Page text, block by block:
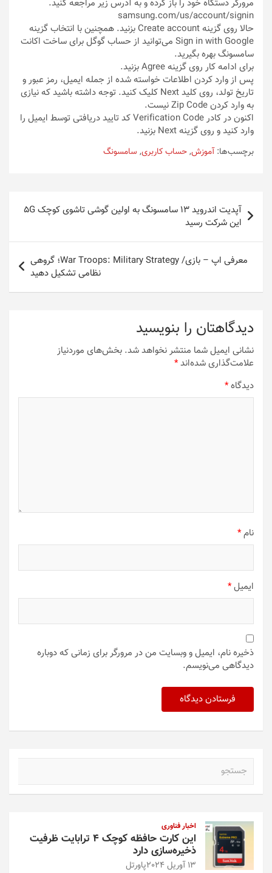
مرورگر دستگاه خود را باز کرده و به آدرس زیر مراجعه کنید.
samsung.com/us/account/signin
حالا روی گزینه Create account بزنید. همچنین با انتخاب گزینه
Sign in with Google می‌توانید از حساب گوگل برای ساخت اکانت
سامسونگ بهره بگیرید.
برای ادامه کار روی گزینه Agree بزنید.
پس از وارد کردن اطلاعات خواسته شده از جمله ایمیل، رمز عبور و
تاریخ تولد، روی کلید Next کلیک کنید. توجه داشته باشید که نیازی
به وارد کردن Zip Code نیست.
اکنون در کادر Verification Code کد تایید دریافتی توسط ایمیل را
وارد کنید و روی گزینه Next بزنید.
برچسب‌ها: آموزش,حساب کاربری, سامسونگ
راهبری
نوشته
آپدیت اندروید ۱۳ سامسونگ به اولین گوشی تاشوی کوچک 5G
این شرکت رسید
معرفی اپ – بازی/ War Troops: Military Strategy؛ گروهی
نظامی تشکیل دهید
دیدگاهتان را بنویسید
نشانی ایمیل شما منتشر نخواهد شد. بخش‌های موردنیاز
علامت‌گذاری شده‌اند*
دیدگاه*
نام*
ایمیل*
ذخیره نام، ایمیل و وبسایت من در مرورگر برای زمانی که دوباره
دیدگاهی می‌نویسم.
اخبار فناوری
این کارت حافظه کوچک ۴ ترابایت ظرفیت
ذخیره‌سازی دارد
13 آوریل 2024 پاورتل